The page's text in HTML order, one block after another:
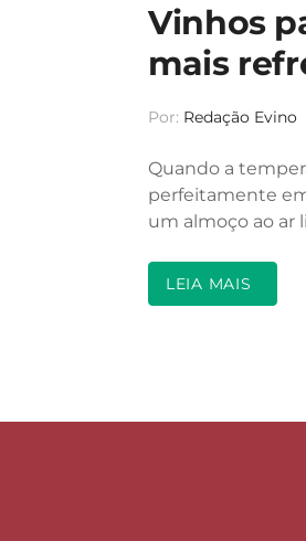
Vinhos
mais
Por: Redação Evino
Quando a
perfeitamente
um almoço ao ar
LEIA MAIS